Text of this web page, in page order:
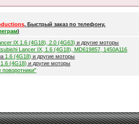
. Быстрый заказ по телефону.
)
IX 1.6 (4G18), 2.0 (4G63) и другие моторы
Lancer IX, 1.6 (4G18), MD619857, 1450A116
1.6 (4G18) и другие моторы
1.6 (4G18) и другие моторы
поворотники"